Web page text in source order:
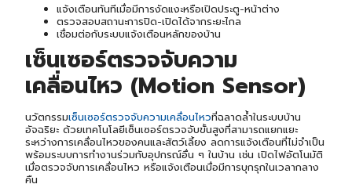
แจ้งเตือนทันทีเมื่อมีการงัดแงะหรือเปิดประตู-หน้าต่าง
ตรวจสอบสถานะการปิด-เปิดได้จากระยะไกล
เชื่อมต่อกับระบบแจ้งเตือนหลักของบ้าน
เซ็นเซอร์ตรวจจับความ
เคลื่อนไหว (Motion Sensor)
นวัตกรรมเซ็นเซอร์ตรวจจับความเคลื่อนไหวที่ฉลาดล้ำในระบบบ้าน
อัจฉริยะ ด้วยเทคโนโลยีเซ็นเซอร์ตรวจจับขั้นสูงที่สามารถแยกแยะ
ระหว่างการเคลื่อนไหวของคนและสัตว์เลี้ยง ลดการแจ้งเตือนที่ไม่จำเป็น
พร้อมระบบการทำงานร่วมกับอุปกรณ์อื่น ๆ ในบ้าน เช่น เปิดไฟอัตโนมัติ
เมื่อตรวจจับการเคลื่อนไหว หรือแจ้งเตือนเมื่อมีการบุกรุกในเวลากลาง
คืน